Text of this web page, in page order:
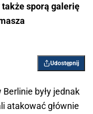
sporą galerię
Udostępnij
były jednak
atakować głównie